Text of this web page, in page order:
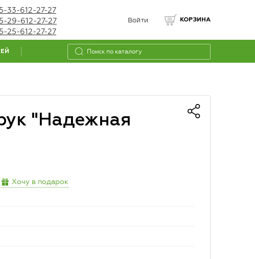
33-612-27-27
29-612-27-27
25-612-27-27
Войти КОРЗИНА
"Надежная
Хочу в подарок